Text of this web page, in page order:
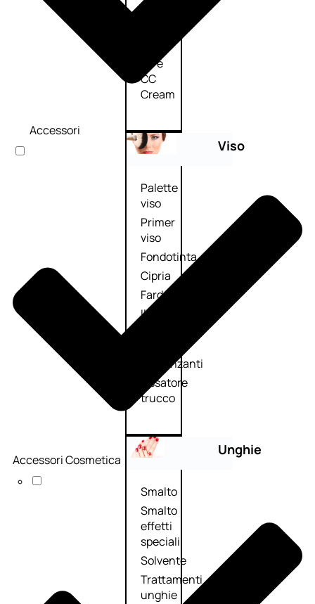
labbra
BB e
CC
Cream
Viso
Palette
viso
Primer
viso
Fondotinta
Cipria
Fard/Blush
Illuminante
abbronzanti
Fissatore
trucco
Unghie
Smalto
Smalto
effetti
speciali
Solvente
Trattamenti
unghie
Accessori
Accessori Cosmetica